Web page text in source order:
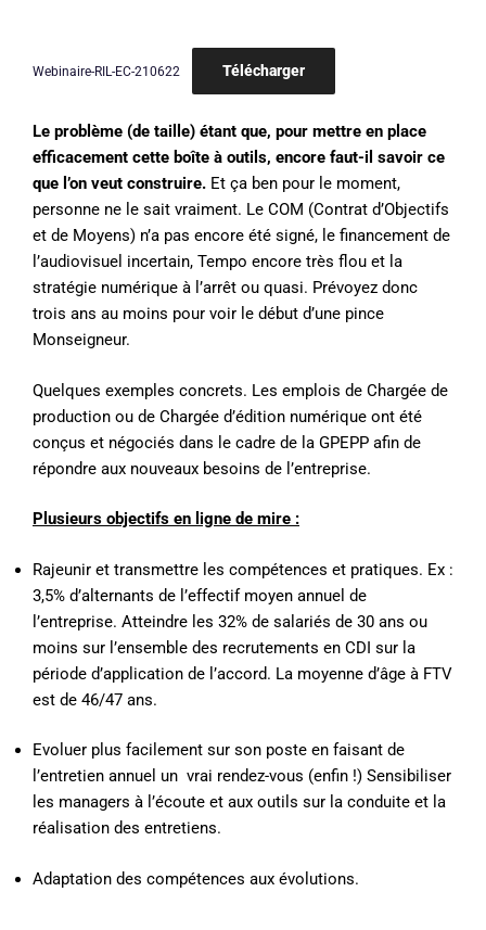
Webinaire-RIL-EC-210622 Télécharger
Le problème (de taille) étant que, pour mettre en place
efficacement cette boîte à outils, encore faut-il savoir ce
que l’on veut construire. Et ça ben pour le moment,
personne ne le sait vraiment. Le COM (Contrat d’Objectifs
et de Moyens) n’a pas encore été signé, le financement de
l’audiovisuel incertain, Tempo encore très flou et la
stratégie numérique à l’arrêt ou quasi. Prévoyez donc
trois ans au moins pour voir le début d’une pince
Monseigneur.
Quelques exemples concrets. Les emplois de Chargée de
production ou de Chargée d’édition numérique ont été
conçus et négociés dans le cadre de la GPEPP afin de
répondre aux nouveaux besoins de l’entreprise.
Plusieurs objectifs en ligne de mire :
Rajeunir et transmettre les compétences et pratiques. Ex :
3,5% d’alternants de l’effectif moyen annuel de
l’entreprise. Atteindre les 32% de salariés de 30 ans ou
moins sur l’ensemble des recrutements en CDI sur la
période d’application de l’accord. La moyenne d’âge à FTV
est de 46/47 ans.
Evoluer plus facilement sur son poste en faisant de
l’entretien annuel un vrai rendez-vous (enfin !) Sensibiliser
les managers à l’écoute et aux outils sur la conduite et la
réalisation des entretiens.
Adaptation des compétences aux évolutions.